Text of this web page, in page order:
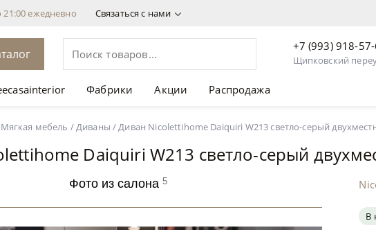
21:00 ежедневно Связаться с нами
+7 (993) 918-
Щипковский
Фабрики Акции Распродажа
Мягкая мебель /Диваны /Диван Nicolettihome Daiquiri W213 светло-серый
Daiquiri W213 светло-серый
Фото из салона5
В